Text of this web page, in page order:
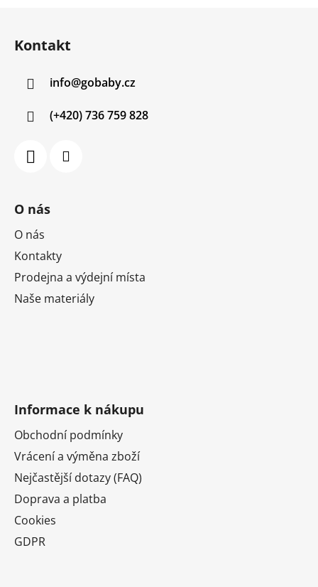
Kontakt
info@gobaby.cz
(+420) 736 759 828
O nás
O nás
Kontakty
Prodejna a výdejní místa
Naše materiály
Informace k nákupu
Obchodní podmínky
Vrácení a výměna zboží
Nejčastější dotazy (FAQ)
Doprava a platba
Cookies
GDPR